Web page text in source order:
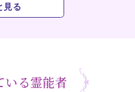
見る
いる霊能者